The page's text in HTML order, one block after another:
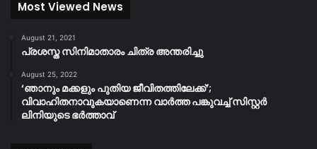
Most Viewed News
August 21, 2021
പ്രശസ്ത സിനിമാതാരം ചിത്ര അന്തരിച്ചു
August 25, 2022
‘ഞാനും മക്കളും പുതിയ ജീവിതത്തിലേക്ക്’;
വിവാഹിതനാവുകയാണെന്ന വാർത്ത പങ്കുവച്ച് സിസ്റ്റർ
ലിനിയുടെ ഭർത്താവ്